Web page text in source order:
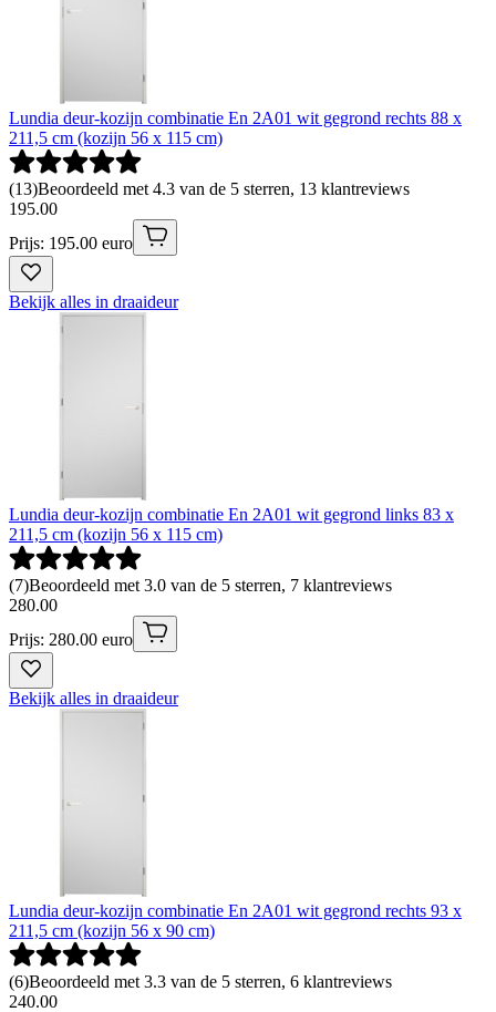
Lundia deur-kozijn combinatie En 2A01 wit gegrond rechts 88 x
211,5 cm (kozijn 56 x 115 cm)
(13)Beoordeeld met 4.3 van de 5 sterren, 13 klantreviews
195.00
Prijs: 195.00 euro
Bekijk alles in draaideur
Lundia deur-kozijn combinatie En 2A01 wit gegrond links 83 x
211,5 cm (kozijn 56 x 115 cm)
(7)Beoordeeld met 3.0 van de 5 sterren, 7 klantreviews
280.00
Prijs: 280.00 euro
Bekijk alles in draaideur
Lundia deur-kozijn combinatie En 2A01 wit gegrond rechts 93 x
211,5 cm (kozijn 56 x 90 cm)
(6)Beoordeeld met 3.3 van de 5 sterren, 6 klantreviews
240.00